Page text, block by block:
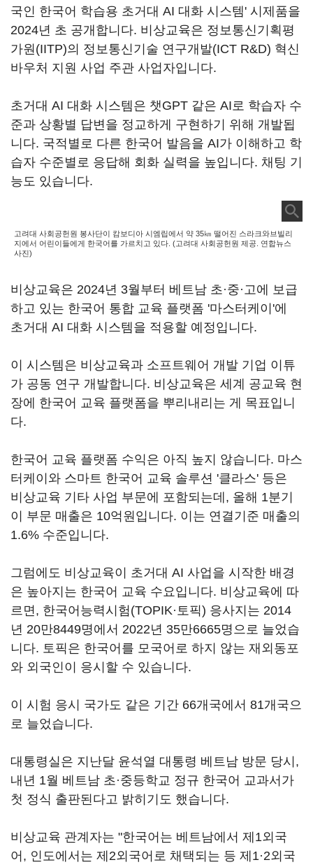
국인 한국어 학습용 초거대 AI 대화 시스템' 시제품을
2024년 초 공개합니다. 비상교육은 정보통신기획평
가원(IITP)의 정보통신기술 연구개발(ICT R&D) 혁신
바우처 지원 사업 주관 사업자입니다.
초거대 AI 대화 시스템은 챗GPT 같은 AI로 학습자 수
준과 상황별 답변을 정교하게 구현하기 위해 개발됩
니다. 국적별로 다른 한국어 발음을 AI가 이해하고 학
습자 수준별로 응답해 회화 실력을 높입니다. 채팅 기
능도 있습니다.
고려대 사회공헌원 봉사단이 캄보디아 시엠립에서 약 35㎞ 떨어진 스라크와브빌리
지에서 어린이들에게 한국어를 가르치고 있다. (고려대 사회공헌원 제공. 연합뉴스
사진)
비상교육은 2024년 3월부터 베트남 초·중·고에 보급
하고 있는 한국어 통합 교육 플랫폼 '마스터케이'에
초거대 AI 대화 시스템을 적용할 예정입니다.
이 시스템은 비상교육과 소프트웨어 개발 기업 이튜
가 공동 연구 개발합니다. 비상교육은 세계 공교육 현
장에 한국어 교육 플랫폼을 뿌리내리는 게 목표입니
다.
한국어 교육 플랫폼 수익은 아직 높지 않습니다. 마스
터케이와 스마트 한국어 교육 솔루션 '클라스' 등은
비상교육 기타 사업 부문에 포함되는데, 올해 1분기
이 부문 매출은 10억원입니다. 이는 연결기준 매출의
1.6% 수준입니다.
그럼에도 비상교육이 초거대 AI 사업을 시작한 배경
은 높아지는 한국어 교육 수요입니다. 비상교육에 따
르면, 한국어능력시험(TOPIK·토픽) 응사지는 2014
년 20만8449명에서 2022년 35만6665명으로 늘었습
니다. 토픽은 한국어를 모국어로 하지 않는 재외동포
와 외국인이 응시할 수 있습니다.
이 시험 응시 국가도 같은 기간 66개국에서 81개국으
로 늘었습니다.
대통령실은 지난달 윤석열 대통령 베트남 방문 당시,
내년 1월 베트남 초·중등학교 정규 한국어 교과서가
첫 정식 출판된다고 밝히기도 했습니다.
비상교육 관계자는 "한국어는 베트남에서 제1외국
어, 인도에서는 제2외국어로 채택되는 등 제1·2외국